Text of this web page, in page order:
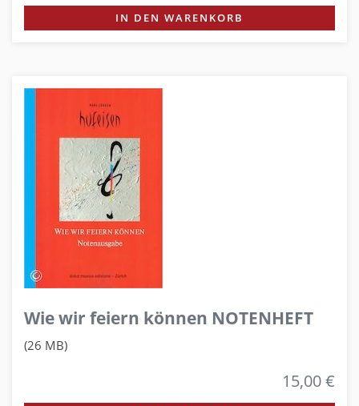
IN DEN WARENKORB
Wie wir feiern können NOTENHEFT
(26 MB)
15,00 €